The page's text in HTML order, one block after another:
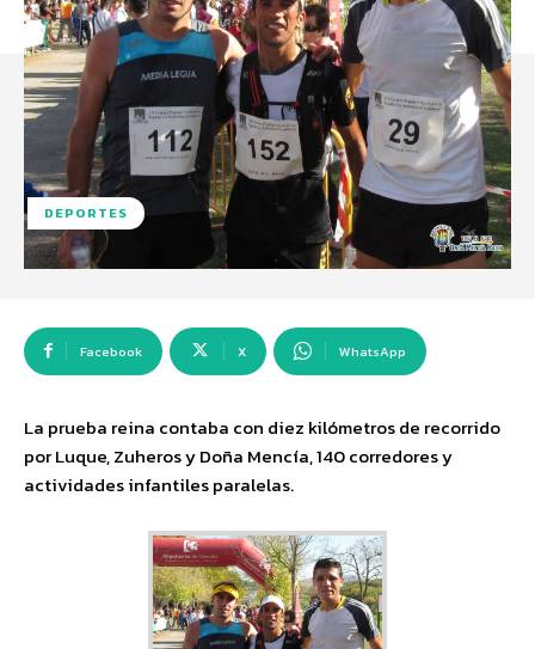
DEPORTES
Facebook X WhatsApp
La prueba reina contaba con diez kilómetros de recorrido
por Luque, Zuheros y Doña Mencía, 140 corredores y
actividades infantiles paralelas.